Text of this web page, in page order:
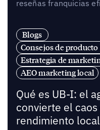
reseñas franquicias
Blogs
Consejos de
Estrategia de
AEO marketing local
Qué es UB-I: el
convierte el
rendimiento local